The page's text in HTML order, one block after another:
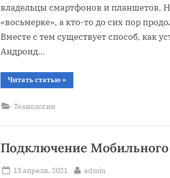
владельцы смартфонов и планшетов.
«восьмерке», а кто-то до сих пор
Вместе с тем существует способ, как
Андроид…
Читать статью“Как
установить
любой
планшет”
»
Технологии
Подключение Мобильного
Posted
13 апреля, 2021 By
admin